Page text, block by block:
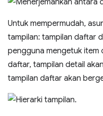
Untuk mempermudah,
tampilan: tampilan daftar
pengguna mengetuk item
daftar, tampilan detail
tampilan daftar akan